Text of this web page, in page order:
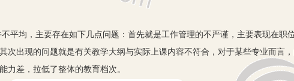
平均，主要存在如下几点问题：首先就是工作管理的不严谨，主要表现在职
次出现的问题就是有关教学大纲与实际上课内容不符合，对于某些专业而言
力差，拉低了整体的教育档次。